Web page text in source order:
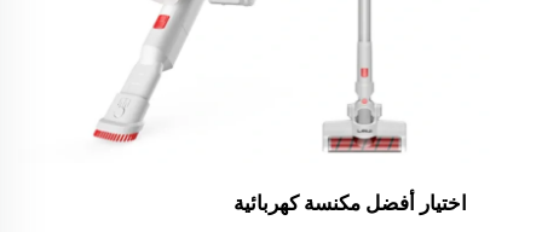
اختيار أفضل مكنسة كهربائية